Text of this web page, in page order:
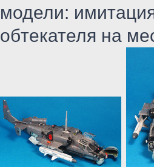
модели:
обтекателя на